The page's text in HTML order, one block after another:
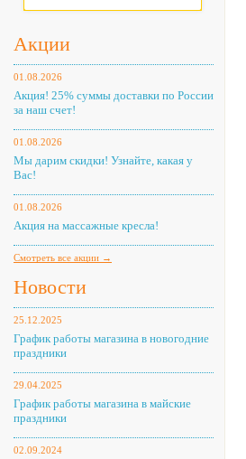
Акции
01.08.2026
Акция! 25% суммы доставки по России
за наш счет!
01.08.2026
Мы дарим скидки! Узнайте, какая у
Вас!
01.08.2026
Акция на массажные кресла!
Смотреть все акции →
Новости
25.12.2025
График работы магазина в новогодние
праздники
29.04.2025
График работы магазина в майские
праздники
02.09.2024